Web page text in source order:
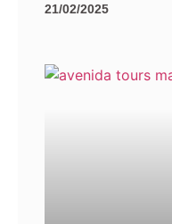
21/02/2025